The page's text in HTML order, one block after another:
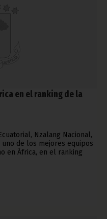
en el ranking de la
Nzalang Nacional,
uno de los mejores equipos
en África, en el ranking